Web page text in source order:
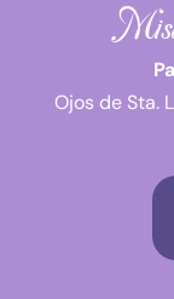
Ojos de Sta.